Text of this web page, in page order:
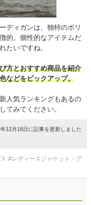
ディガンは、独特のボリ
的。個性的なアイテムだ
たいですね。
方とおすすめ商品を紹介
などをピックアップ。
人気ランキングもあるの
てみてください。
12月18日に記事を更新しました
#レディースジャケット・ア